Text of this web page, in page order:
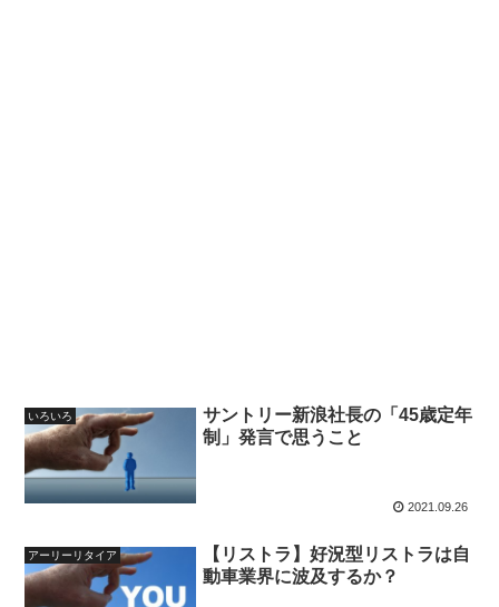
いろいろ
サントリー新浪社長の「45歳定年
制」発言で思うこと
2021.09.26
アーリーリタイア
【リストラ】好況型リストラは自
動車業界に波及するか？